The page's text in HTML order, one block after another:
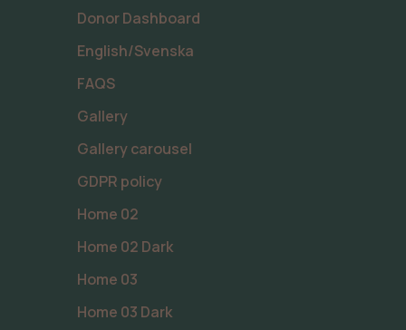
Donor Dashboard
English/Svenska
FAQS
Gallery
Gallery carousel
GDPR policy
Home 02
Home 02 Dark
Home 03
Home 03 Dark